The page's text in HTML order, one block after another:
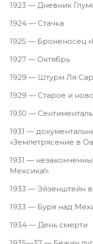
1923 — Дневник
1924 — Стачка
1925 — Броненосец
1927 — Октябрь
1929 — Штурм Ля
1929 — Старое и
1930 —
1931 —
«Землетрясение в
1931 —
Мексика!»
1933 — Эйзенштейн
1933 — Буря над
1934 — День смерти